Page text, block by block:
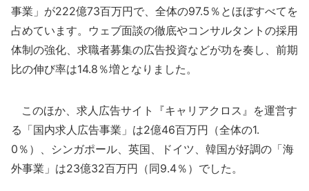
事業」が222億73百万円で、全体の97.5％とほぼすべてを
占めています。ウェブ面談の徹底やコンサルタントの採用
体制の強化、求職者募集の広告投資などが功を奏し、前期
比の伸び率は14.8％増となりました。
このほか、求人広告サイト『キャリアクロス』を運営す
る「国内求人広告事業」は2億46百万円（全体の1.
0％）、シンガポール、英国、ドイツ、韓国が好調の「海
外事業」は23億32百万円（同9.4％）でした。